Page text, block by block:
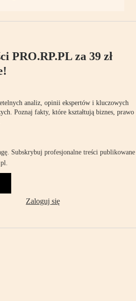
PRO.RP.PL za 39 zł
analiz, opinii ekspertów i kluczowych
Poznaj fakty, które kształtują biznes, prawo
Subskrybuj profesjonalne treści publikowane
Zaloguj się